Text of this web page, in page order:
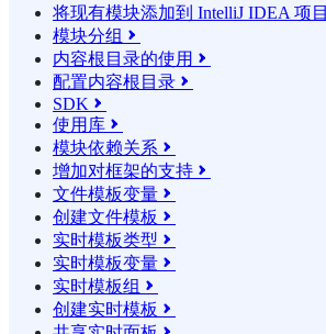
将现有模块添加到 IntelliJ IDEA 项目
模块分组 
内容根目录的使用 
配置内容根目录 
SDK 
使用库 
模块依赖关系 
增加对框架的支持 
文件模板变量 
创建文件模板 
实时模板类型 
实时模板变量 
实时模板组 
创建实时模板 